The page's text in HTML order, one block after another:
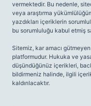
vermektedir. Bu nedenle,
veya araştırma
yazdıkları içeriklerin
bu sorumluluğu kabul etmiş
Sitemiz, kar amacı
platformudur. Hukuka ve
düşündüğünüz içerikleri,
bildirmeniz halinde, ilgili
kaldırılacaktır.